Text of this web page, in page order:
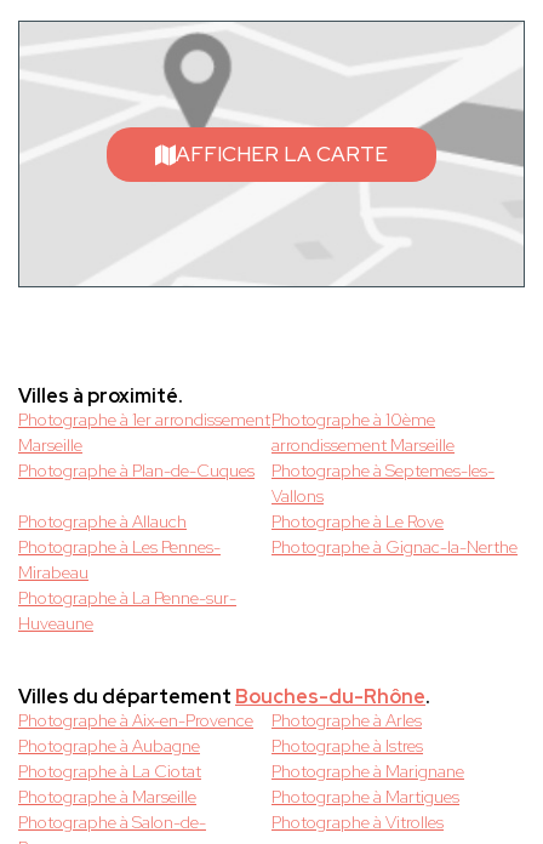
AFFICHER LA CARTE
Villes à proximité.
Photographe à 1er arrondissement
Marseille
Photographe à 10ème
arrondissement Marseille
Photographe à Plan-de-Cuques
Photographe à Septemes-les-
Vallons
Photographe à Allauch
Photographe à Le Rove
Photographe à Les Pennes-
Mirabeau
Photographe à Gignac-la-Nerthe
Photographe à La Penne-sur-
Huveaune
Villes du département Bouches-du-Rhône.
Photographe à Aix-en-Provence
Photographe à Arles
Photographe à Aubagne
Photographe à Istres
Photographe à La Ciotat
Photographe à Marignane
Photographe à Marseille
Photographe à Martigues
Photographe à Salon-de-
Photographe à Vitrolles